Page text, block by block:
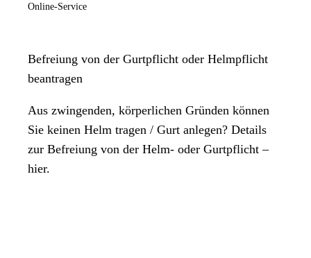
Online-Service
Befreiung von der Gurtpflicht oder Helmpflicht
beantragen
Aus zwingenden, körperlichen Gründen können
Sie keinen Helm tragen / Gurt anlegen? Details
zur Befreiung von der Helm- oder Gurtpflicht –
hier.